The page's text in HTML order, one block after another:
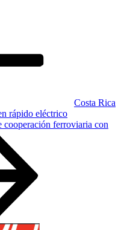
Costa Rica
rápido eléctrico
ferroviaria con